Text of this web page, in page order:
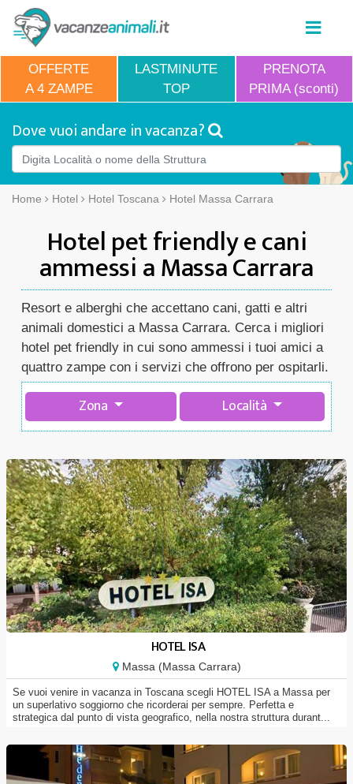
OFFERTE
A 4 ZAMPE
LASTMINUTE
TOP
PRENOTA
PRIMA (sconti)
Dove vuoi andare in vacanza?
Home Hotel Hotel Toscana Hotel Massa Carrara
Hotel pet friendly e cani
ammessi a Massa Carrara
Resort e alberghi che accettano cani, gatti e altri
animali domestici a Massa Carrara. Cerca i migliori
hotel pet friendly in cui sono ammessi i tuoi amici a
quattro zampe con i servizi che offrono per ospitarli.
Zona Località
HOTEL ISA
Massa (Massa Carrara)
Se vuoi venire in vacanza in Toscana scegli HOTEL ISA a Massa per
un superlativo soggiorno che ricorderai per sempre. Perfetta e
strategica dal punto di vista geografico, nella nostra struttura durant...